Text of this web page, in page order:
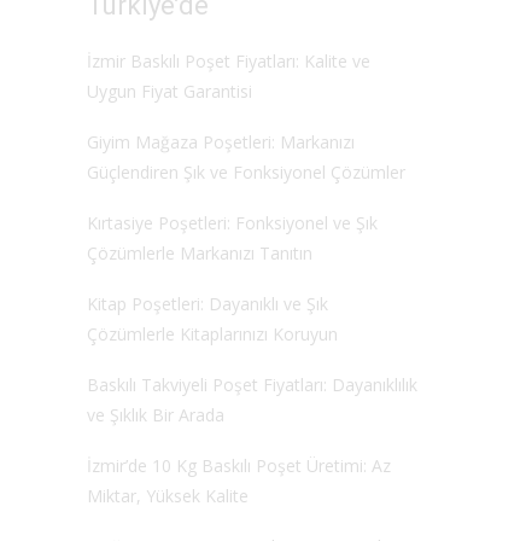
İzmir Baskılı Poşet Fiyatları: Kalite ve
Uygun Fiyat Garantisi
Giyim Mağaza Poşetleri: Markanızı
Güçlendiren Şık ve Fonksiyonel Çözümler
Kırtasiye Poşetleri: Fonksiyonel ve Şık
Çözümlerle Markanızı Tanıtın
Kitap Poşetleri: Dayanıklı ve Şık
Çözümlerle Kitaplarınızı Koruyun
Baskılı Takviyeli Poşet Fiyatları: Dayanıklılık
ve Şıklık Bir Arada
İzmir’de 10 Kg Baskılı Poşet Üretimi: Az
Miktar, Yüksek Kalite